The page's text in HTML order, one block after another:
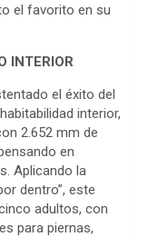
el favorito en su
INTERIOR
el éxito del
interior,
2.652 mm de
en
Aplicando la
dentro”, este
adultos, con
para piernas,